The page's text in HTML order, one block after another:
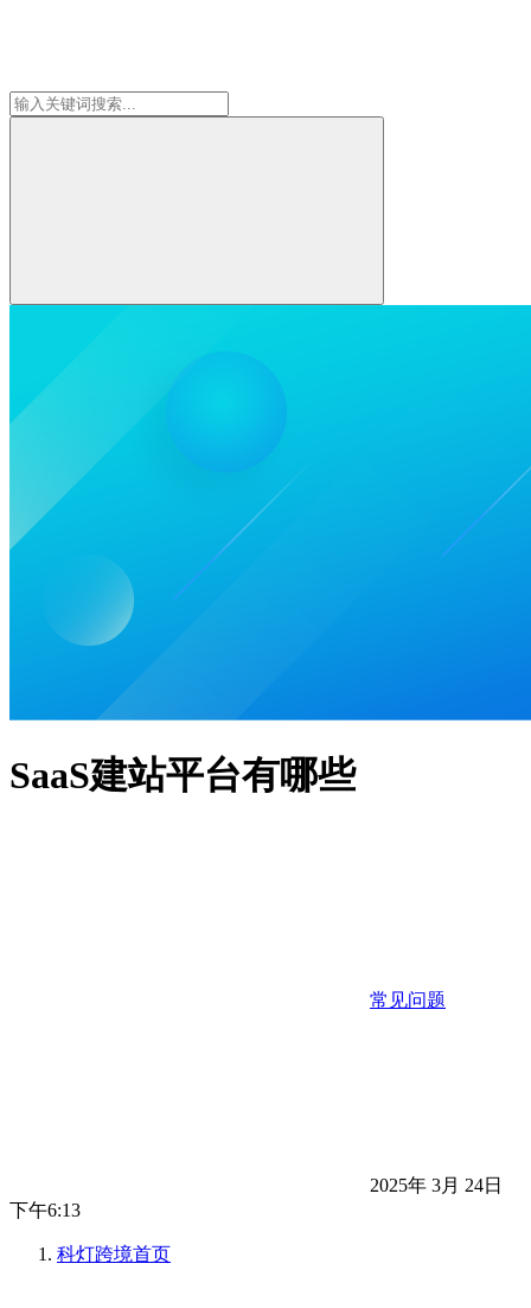
SaaS建站平台有哪些
常见问题
2025年 3月 24日
下午6:13
科灯跨境首页